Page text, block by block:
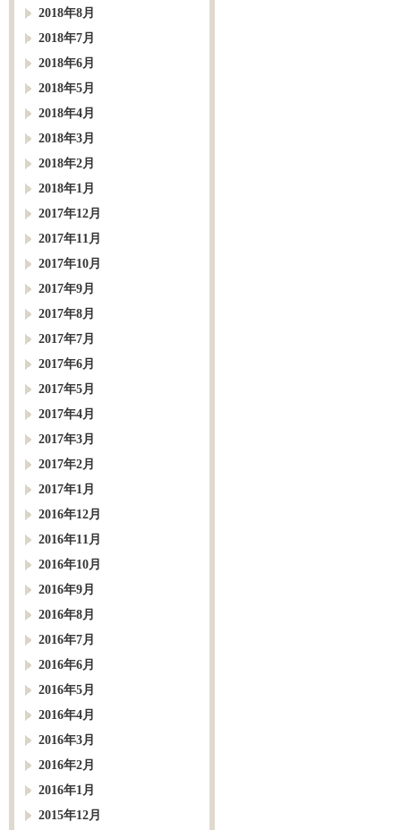
2018年8月
2018年7月
2018年6月
2018年5月
2018年4月
2018年3月
2018年2月
2018年1月
2017年12月
2017年11月
2017年10月
2017年9月
2017年8月
2017年7月
2017年6月
2017年5月
2017年4月
2017年3月
2017年2月
2017年1月
2016年12月
2016年11月
2016年10月
2016年9月
2016年8月
2016年7月
2016年6月
2016年5月
2016年4月
2016年3月
2016年2月
2016年1月
2015年12月